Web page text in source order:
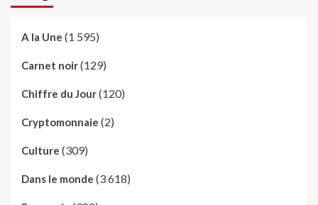
A la Une (1 595)
Carnet noir(129)
Chiffre du Jour(120)
Cryptomonnaie (2)
Culture (309)
Dans le monde (3 618)